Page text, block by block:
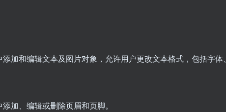
加和编辑文本及图片对象，允许用户更改文本格式，包括字体、
加、编辑或删除页眉和页脚。